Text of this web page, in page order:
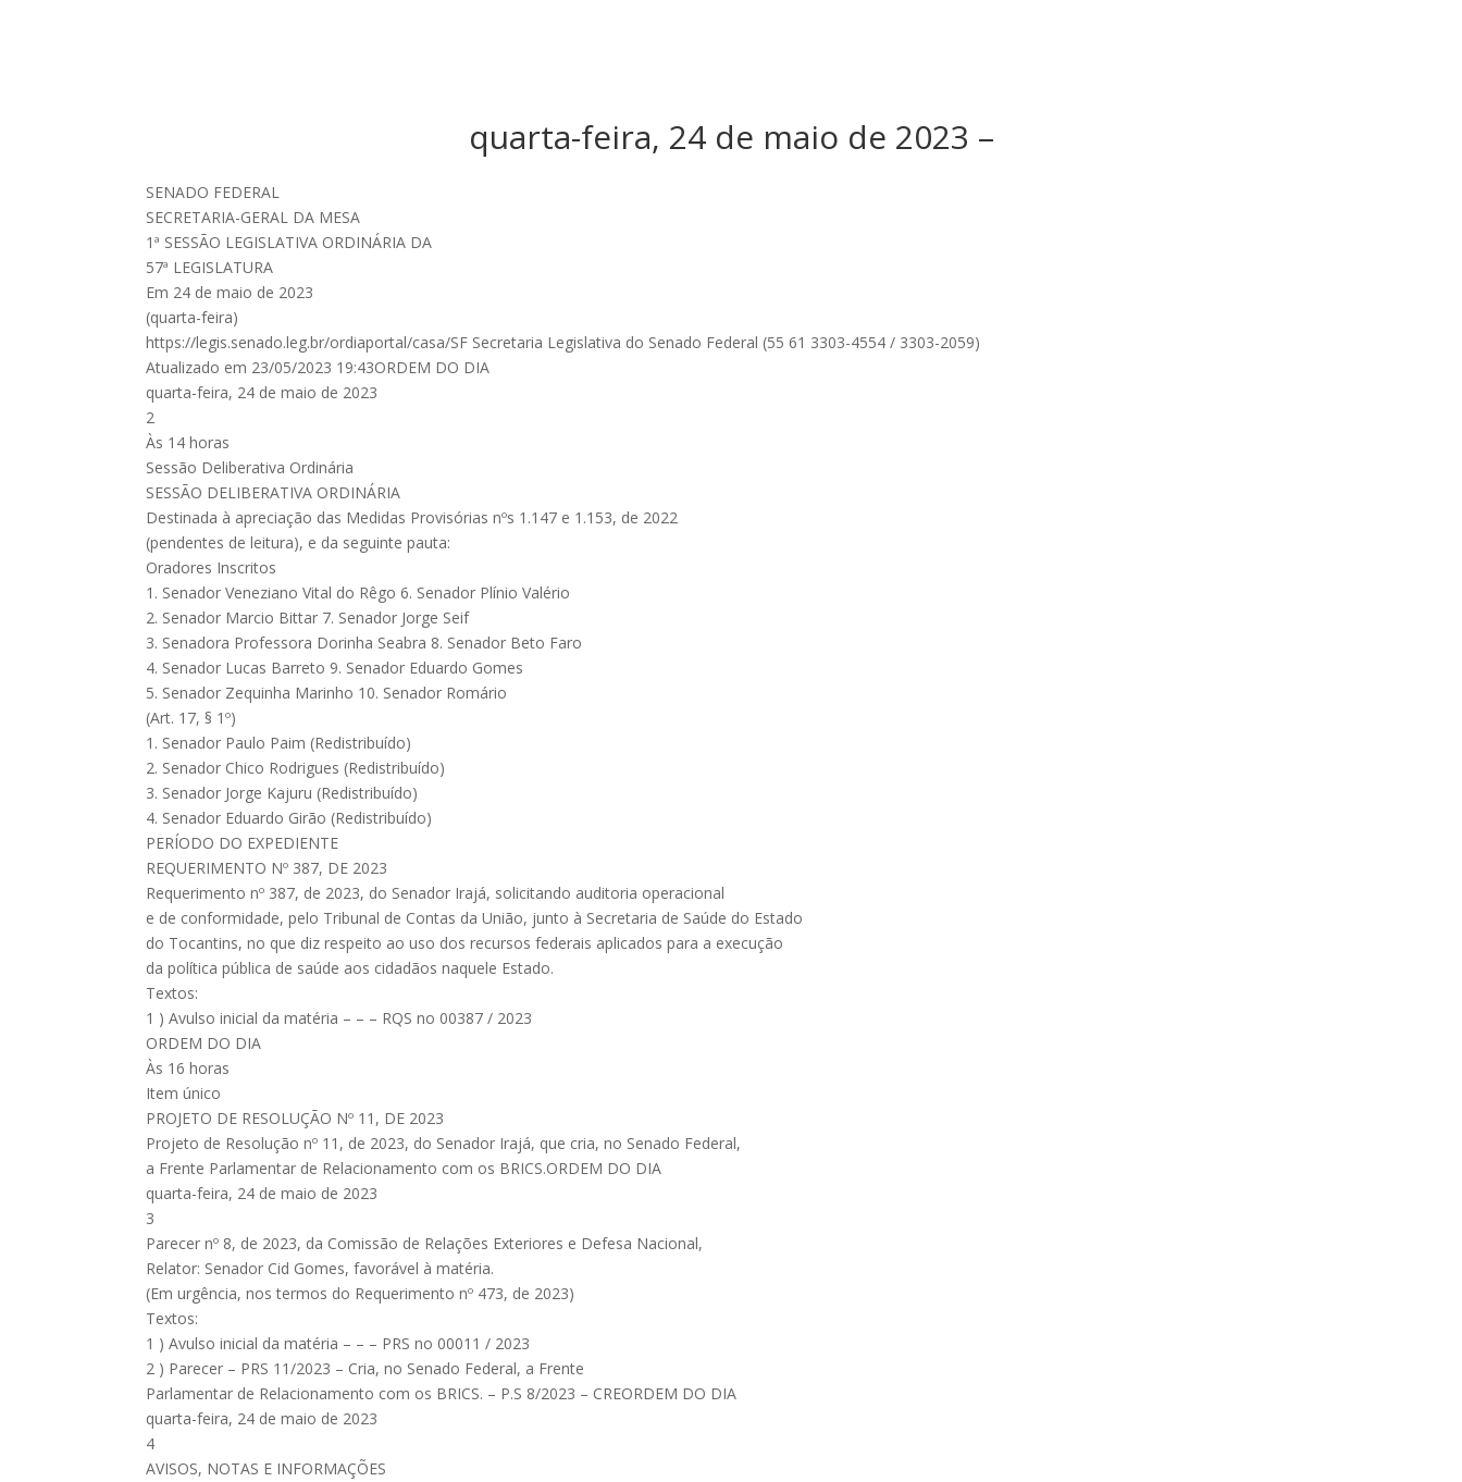
quarta-feira, 24 de maio de 2023 –
SENADO FEDERAL
SECRETARIA-GERAL DA MESA
1ª SESSÃO LEGISLATIVA ORDINÁRIA DA
57ª LEGISLATURA
Em 24 de maio de 2023
(quarta-feira)
https://legis.senado.leg.br/ordiaportal/casa/SF Secretaria Legislativa do Senado Federal (55 61 3303-4554 / 3303-2059)
Atualizado em 23/05/2023 19:43ORDEM DO DIA
quarta-feira, 24 de maio de 2023
2
Às 14 horas
Sessão Deliberativa Ordinária
SESSÃO DELIBERATIVA ORDINÁRIA
Destinada à apreciação das Medidas Provisórias nºs 1.147 e 1.153, de 2022
(pendentes de leitura), e da seguinte pauta:
Oradores Inscritos
1. Senador Veneziano Vital do Rêgo 6. Senador Plínio Valério
2. Senador Marcio Bittar 7. Senador Jorge Seif
3. Senadora Professora Dorinha Seabra 8. Senador Beto Faro
4. Senador Lucas Barreto 9. Senador Eduardo Gomes
5. Senador Zequinha Marinho 10. Senador Romário
(Art. 17, § 1º)
1. Senador Paulo Paim (Redistribuído)
2. Senador Chico Rodrigues (Redistribuído)
3. Senador Jorge Kajuru (Redistribuído)
4. Senador Eduardo Girão (Redistribuído)
PERÍODO DO EXPEDIENTE
REQUERIMENTO Nº 387, DE 2023
Requerimento nº 387, de 2023, do Senador Irajá, solicitando auditoria operacional
e de conformidade, pelo Tribunal de Contas da União, junto à Secretaria de Saúde do Estado
do Tocantins, no que diz respeito ao uso dos recursos federais aplicados para a execução
da política pública de saúde aos cidadãos naquele Estado.
Textos:
1 ) Avulso inicial da matéria – – – RQS no 00387 / 2023
ORDEM DO DIA
Às 16 horas
Item único
PROJETO DE RESOLUÇÃO Nº 11, DE 2023
Projeto de Resolução nº 11, de 2023, do Senador Irajá, que cria, no Senado Federal,
a Frente Parlamentar de Relacionamento com os BRICS.ORDEM DO DIA
quarta-feira, 24 de maio de 2023
3
Parecer nº 8, de 2023, da Comissão de Relações Exteriores e Defesa Nacional,
Relator: Senador Cid Gomes, favorável à matéria.
(Em urgência, nos termos do Requerimento nº 473, de 2023)
Textos:
1 ) Avulso inicial da matéria – – – PRS no 00011 / 2023
2 ) Parecer – PRS 11/2023 – Cria, no Senado Federal, a Frente
Parlamentar de Relacionamento com os BRICS. – P.S 8/2023 – CREORDEM DO DIA
quarta-feira, 24 de maio de 2023
4
AVISOS, NOTAS E INFORMAÇÕES